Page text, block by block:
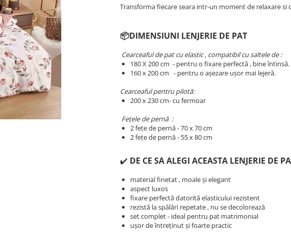
Transforma fiecare seara intr-un moment de relaxare si
📦DIMENSIUNI LENJERIE DE PAT
Cearceaful de pat cu elastic , compatibil cu saltele de :
180 X 200 cm - pentru o fixare perfectă , bine întinsă.
​​​​160 x 200 cm - pentru o așezare ușor mai lejeră.
Cearceaful pentru pilotă:
200 x 230 cm- cu fermoar
Fețele de pernă :
2 fețe de pernă - 70 x 70 cm
2 fețe de pernă - 55 x 80 cm
✔️ DE CE SA ALEGI ACEASTA LENJERIE DE
material finetat , moale și elegant
aspect luxos
fixare perfectă datorită elasticului rezistent
rezistă la spălări repetate , nu se decolorează
set complet - ideal pentru pat matrimonial
ușor de întreținut și foarte practic